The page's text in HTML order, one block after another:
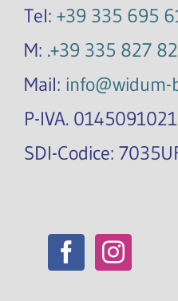
Tel: +39 335 695
M: .+39 335 827
Mail: info@widum-
P-IVA.
SDI-Codice: